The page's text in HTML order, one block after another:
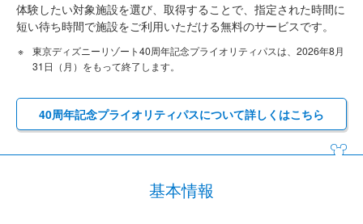
体験したい対象施設を選び、取得することで、指定された時間に
短い待ち時間で施設をご利用いただける無料のサービスです。
東京ディズニーリゾート40周年記念プライオリティパスは、2026年8月
31日（月）をもって終了します。
40周年記念プライオリティパスについて詳しくはこちら
基本情報